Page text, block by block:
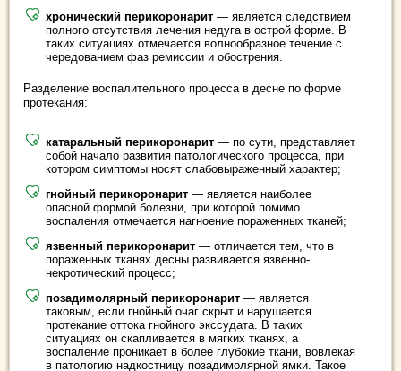
хронический перикоронарит — является следствием
полного отсутствия лечения недуга в острой форме. В
таких ситуациях отмечается волнообразное течение с
чередованием фаз ремиссии и обострения.
Разделение воспалительного процесса в десне по форме
протекания:
катаральный перикоронарит — по сути, представляет
собой начало развития патологического процесса, при
котором симптомы носят слабовыраженный характер;
гнойный перикоронарит — является наиболее
опасной формой болезни, при которой помимо
воспаления отмечается нагноение пораженных тканей;
язвенный перикоронарит — отличается тем, что в
пораженных тканях десны развивается язвенно-
некротический процесс;
позадимолярный перикоронарит — является
таковым, если гнойный очаг скрыт и нарушается
протекание оттока гнойного экссудата. В таких
ситуациях он скапливается в мягких тканях, а
воспаление проникает в более глубокие ткани, вовлекая
в патологию надкостницу позадимолярной ямки. Такое